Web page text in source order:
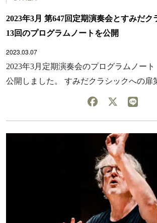
2023年3月 第647回定期演奏会とすみだク
13回のプログラムノートを公開
2023.03.07
2023年3月定期演奏会のプログラムノー
公開しました。 すみだクラシックへの扉